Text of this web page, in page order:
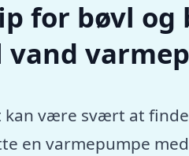
for bøvl
kan være svært at
en varmepumpe